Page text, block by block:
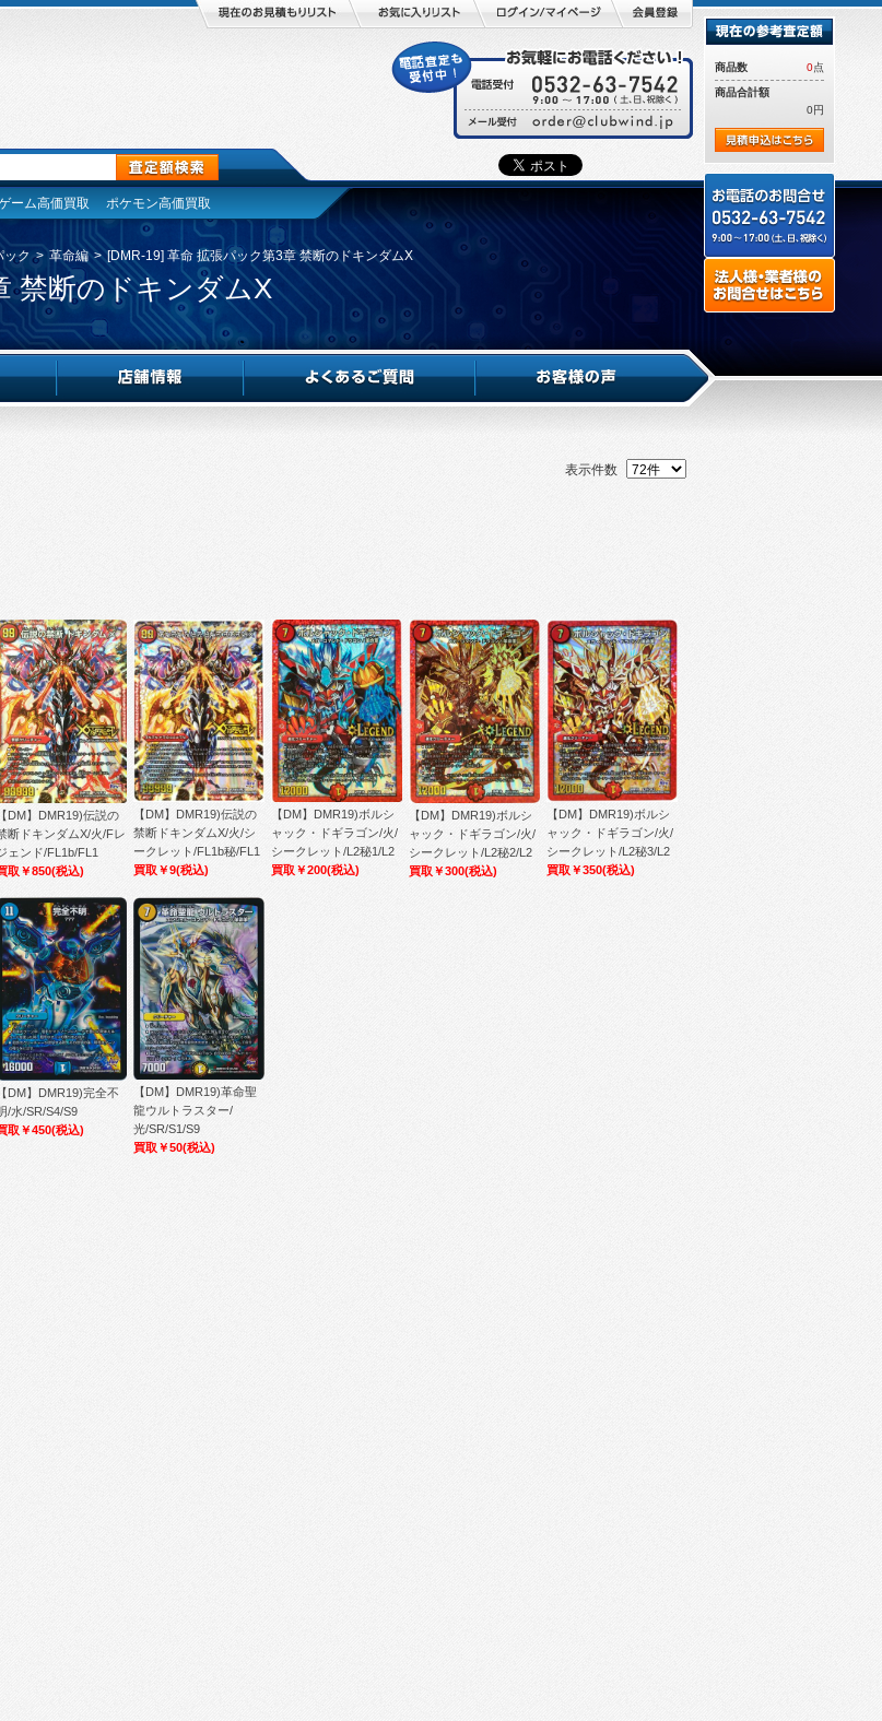
ーム高価買取 ポケモン高価買取
ック > 革命編 > [DMR-19] 革命 拡張パック第3章 禁断のドキンダムX
禁断のドキンダムX
表示件数
【DM】DMR19)伝説の
断ドキンダムX/火/Fレ
ェンド/FL1b/FL1
取￥850(税込)
【DM】DMR19)伝説の
禁断ドキンダムX/火/シ
ークレット/FL1b秘/FL1
買取￥9(税込)
【DM】DMR19)ボルシ
ャック・ドギラゴン/火/
シークレット/L2秘1/L2
買取￥200(税込)
【DM】DMR19)ボルシ
ャック・ドギラゴン/火/
シークレット/L2秘2/L2
買取￥300(税込)
【DM】DMR19)ボルシ
ャック・ドギラゴン/火/
シークレット/L2秘3/L2
買取￥350(税込)
【DM】DMR19)完全不
/水/SR/S4/S9
取￥450(税込)
【DM】DMR19)革命聖
龍ウルトラスター/
光/SR/S1/S9
買取￥50(税込)
商品数 0点
商品合計額
0円